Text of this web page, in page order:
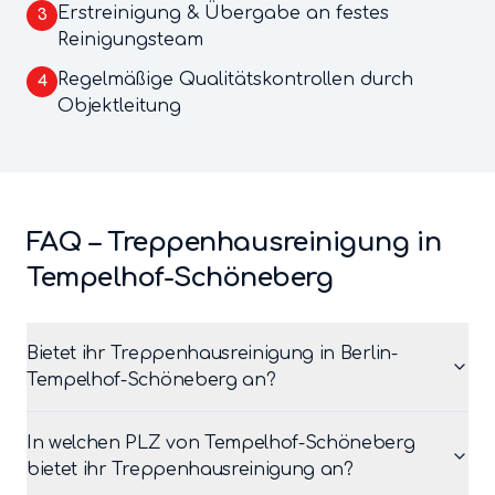
3
Erstreinigung & Übergabe an festes
Reinigungsteam
4
Regelmäßige Qualitätskontrollen durch
Objektleitung
FAQ –Treppenhausreinigung in
Tempelhof-Schöneberg
Bietet ihr Treppenhausreinigung in Berlin-
Tempelhof-Schöneberg an?
In welchen PLZ von Tempelhof-Schöneberg
bietet ihr Treppenhausreinigung an?